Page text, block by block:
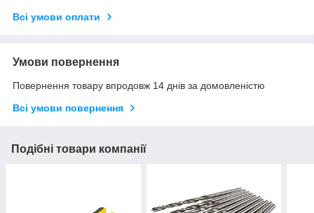
Всі умови оплати
Умови повернення
Повернення товару впродовж 14 днів за домовленістю
Всі умови повернення
Подібні товари компанії